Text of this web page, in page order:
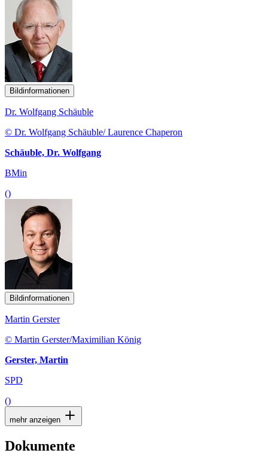
Bildinformationen
Dr. Wolfgang Schäuble
© Dr. Wolfgang Schäuble/ Laurence Chaperon
Schäuble, Dr. Wolfgang
BMin
()
Bildinformationen
Martin Gerster
© Martin Gerster/Maximilian König
Gerster, Martin
SPD
()
mehr anzeigen
Dokumente